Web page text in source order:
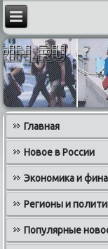
Главная
Новое в России
Экономика и
Регионы и
Популярные